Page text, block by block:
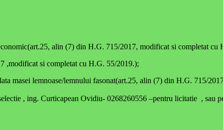
alin (7) din H.G. 715/2017, modificat si completat cu
,modificat si completat cu H.G. 55/2019.);
masei lemnoase/lemnului fasonat(art.25, alin (7) din H.G. 715/
, ing. Curticapean Ovidiu- 0268260556 –pentru licitatie , sau